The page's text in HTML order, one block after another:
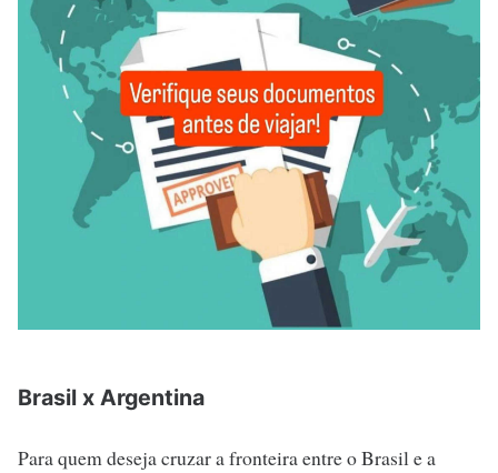
Brasil x Argentina
Para quem deseja cruzar a fronteira entre o Brasil e a